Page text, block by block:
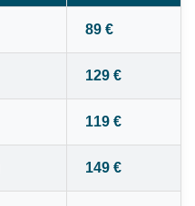
89 €
129 €
119 €
149 €